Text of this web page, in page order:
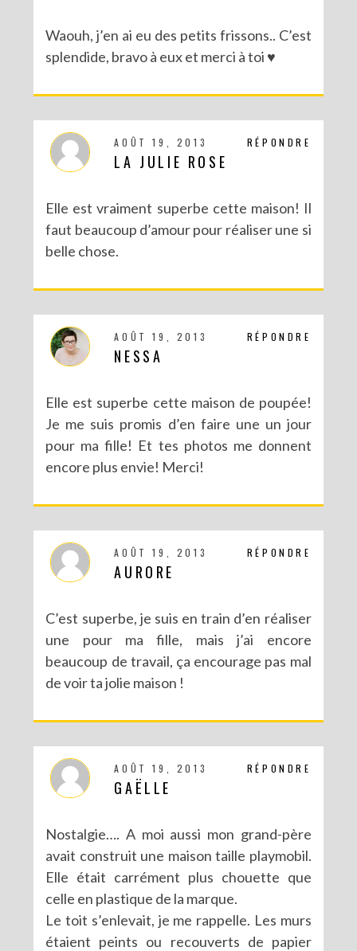
Waouh, j’en ai eu des petits frissons.. C’est
splendide, bravo à eux et merci à toi ♥
RÉPONDRE
AOÛT 19, 2013
LA JULIE ROSE
Elle est vraiment superbe cette maison! Il
faut beaucoup d’amour pour réaliser une si
belle chose.
RÉPONDRE
AOÛT 19, 2013
NESSA
Elle est superbe cette maison de poupée!
Je me suis promis d’en faire une un jour
pour ma fille! Et tes photos me donnent
encore plus envie! Merci!
RÉPONDRE
AOÛT 19, 2013
AURORE
C’est superbe, je suis en train d’en réaliser
une pour ma fille, mais j’ai encore
beaucoup de travail, ça encourage pas mal
de voir ta jolie maison !
RÉPONDRE
AOÛT 19, 2013
GAËLLE
Nostalgie…. A moi aussi mon grand-père
avait construit une maison taille playmobil.
Elle était carrément plus chouette que
celle en plastique de la marque.
Le toit s’enlevait, je me rappelle. Les murs
étaient peints ou recouverts de papier